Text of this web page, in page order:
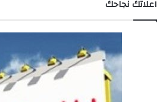
اعلاتك نجاحك